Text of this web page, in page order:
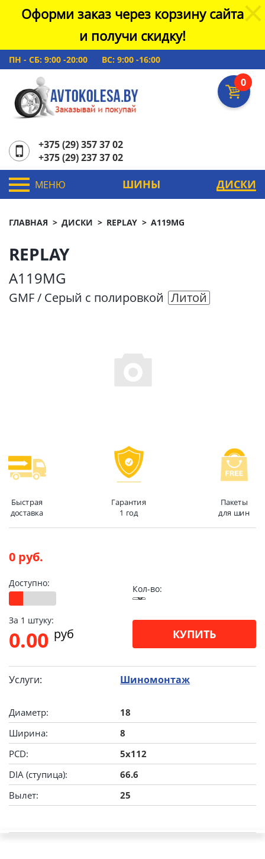
Оформи заказ через корзину сайта
и получи скидку!
ПН - СБ: 9:00 -20:00 ВС: 9:00 -16:00
0
+375 (29) 357 37 02
+375 (29) 237 37 02
МЕНЮ ШИНЫ ДИСКИ
ГЛАВНАЯ ДИСКИ REPLAY A119MG
REPLAY
A119MG
GMF / Серый с полировкой Литой
Быстрая
доставка
Гарантия
1 год
Пакеты
для шин
0 руб.
Доступно:
Кол-во:
За 1 штуку:
0.00 pуб КУПИТЬ
Услуги: Шиномонтаж
Диаметр:
18
Ширина:
8
PCD:
5x112
DIA (ступица):
66.6
Вылет:
25